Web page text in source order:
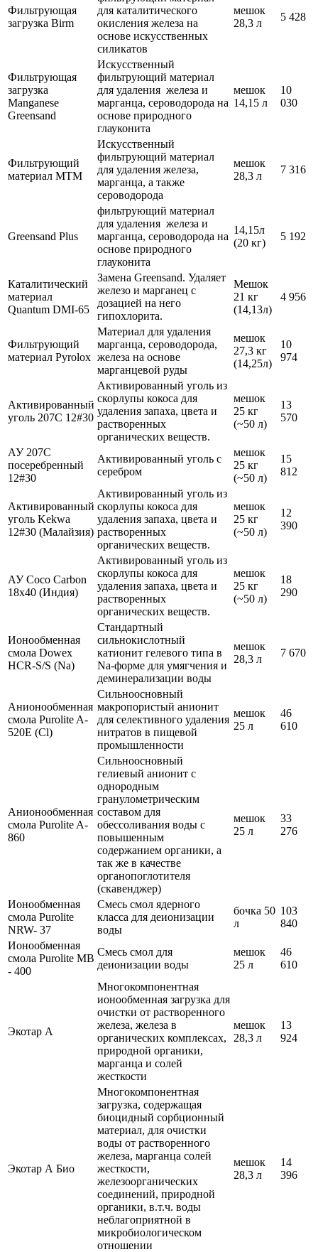
Фильтрующая
загрузка Birm
для каталитического
окисления железа на
основе искусственных
силикатов
мешок
28,3 л
5 428
Фильтрующая
загрузка
Manganese
Greensand
Искусственный
фильтрующий материал
для удаления железа и
марганца, сероводорода на
основе природного
глауконита
мешок
14,15 л
10
030
Фильтрующий
материал MTM
Искусственный
фильтрующий материал
для удаления железа,
марганца, а также
сероводорода
мешок
28,3 л
7 316
Greensand Plus
фильтрующий материал
для удаления железа и
марганца, сероводорода на
основе природного
глауконита
14,15л
(20 кг)
5 192
Каталитический
материал
Quantum DMI-65
Замена Greensand. Удаляет
железо и марганец с
дозацией на него
гипохлорита.
Мешок
21 кг
(14,13л)
4 956
Фильтрующий
материал Pyrolox
Материал для удаления
марганца, сероводорода,
железа на основе
марганцевой руды
мешок
27,3 кг
(14,25л)
10
974
Активированный
уголь 207С 12#30
Активированный уголь из
скорлупы кокоса для
удаления запаха, цвета и
растворенных
органических веществ.
мешок
25 кг
(~50 л)
13
570
АУ 207C
посеребренный
12#30
Активированный уголь с
серебром
мешок
25 кг
(~50 л)
15
812
Активированный
уголь Kekwa
12#30 (Малайзия)
Активированный уголь из
скорлупы кокоса для
удаления запаха, цвета и
растворенных
органических веществ.
мешок
25 кг
(~50 л)
12
390
АУ Coco Carbon
18х40 (Индия)
Активированный уголь из
скорлупы кокоса для
удаления запаха, цвета и
растворенных
органических веществ.
мешок
25 кг
(~50 л)
18
290
Ионообменная
смола Dowex
HCR-S/S (Na)
Стандартный
сильнокислотный
катионит гелевого типа в
Na-форме для умягчения и
деминерализации воды
мешок
28,3 л
7 670
Анионообменная
смола Purolite A-
520E (Cl)
Сильноосновный
макропористый анионит
для селективного удаления
нитратов в пищевой
промышленности
мешок
25 л
46
610
Анионообменная
смола Purolite A-
860
Сильноосновный
гелиевый анионит с
однородным
гранулометрическим
составом для
обессоливания воды с
повышенным
содержанием органики, а
так же в качестве
органопоглотителя
(скавенджер)
мешок
25 л
33
276
Ионообменная
смола Purolite
NRW- 37
Смесь смол ядерного
класса для деионизации
воды
бочка 50
л
103
840
Ионообменная
смола Purolite MB
- 400
Смесь смол для
деионизации воды
мешок
25 л
46
610
Экотар А
Многокомпонентная
ионообменная загрузка для
очистки от растворенного
железа, железа в
органических комплексах,
природной органики,
марганца и солей
жесткости
мешок
28,3 л
13
924
Экотар А Био
Многокомпонентная
загрузка, содержащая
биоцидный сорбционный
материал, для очистки
воды от растворенного
железа, марганца солей
жесткости,
железоорганических
соединений, природной
органики, в.т.ч. воды
неблагоприятной в
микробиологическом
отношении
мешок
28,3 л
14
396